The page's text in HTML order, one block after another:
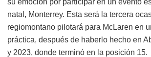
natal, Monterrey. Esta será la tercera
regiomontano pilotará para McLaren en
práctica, después de haberlo hecho en
y 2023, donde terminó en la posición 15.